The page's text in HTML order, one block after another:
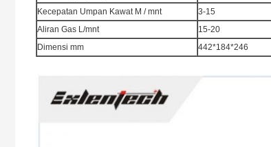
Kecepatan Umpan Kawat M / mnt
3-15
Aliran Gas L/mnt
15-20
Dimensi mm
442*184*246